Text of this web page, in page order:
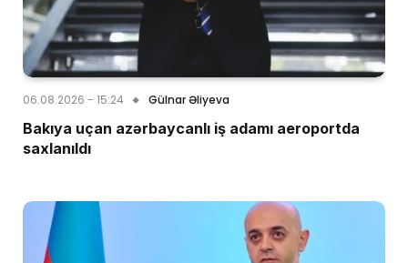
06.08.2026 - 15:24 Gülnar Əliyeva
Bakıya uçan azərbaycanlı iş adamı aeroportda
saxlanıldı